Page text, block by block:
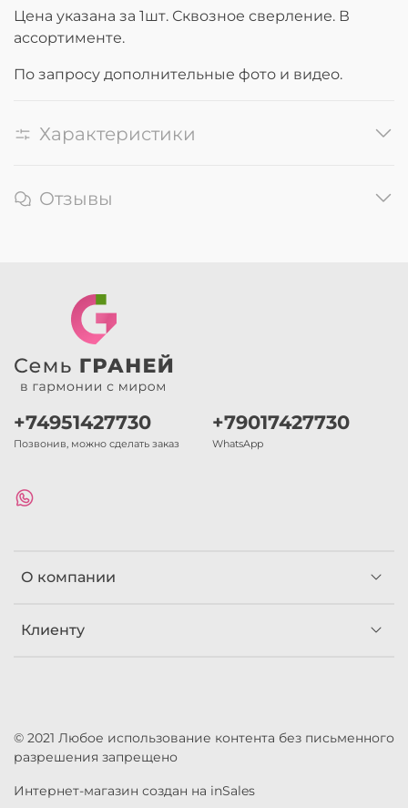
Цена указана за 1шт. Сквозное сверление. В
ассортименте.
По запросу дополнительные фото и видео.
Характеристики
Отзывы
О компании
Клиенту
+74951427730
Позвонив, можно сделать заказ
+79017427730
WhatsApp
© 2021 Любое использование контента без письменного
разрешения запрещено
Интернет-магазин создан на inSales